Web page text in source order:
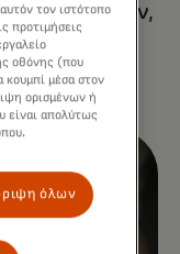
των εμπόρων,
κάρτα,
είτε για
τον ιστότοπο
προτιμήσεις
οθόνης (που
κουμπί μέσα στον
ορισμένων ή
είναι απολύτως
όλων